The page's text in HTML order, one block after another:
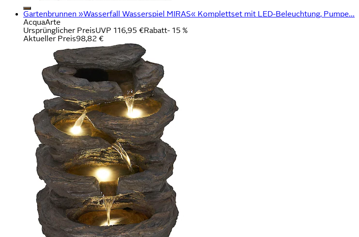
Gartenbrunnen »Wasserfall Wasserspiel MIRAS« Komplettset mit LED-Beleuchtung, Pumpe...
AcquaArte
Ursprünglicher PreisUVP 116,95 €Rabatt- 15 %
Aktueller Preis98,82 €